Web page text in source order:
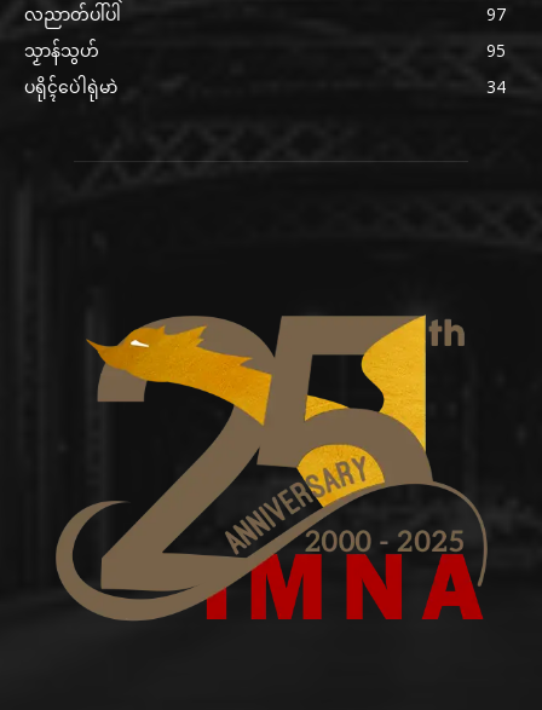
လညာတ်ပါ်ပါဲ
97
သၟာန်သွဟ်
95
ပရိုၚ်ပေဲါရုဲမာဲ
34